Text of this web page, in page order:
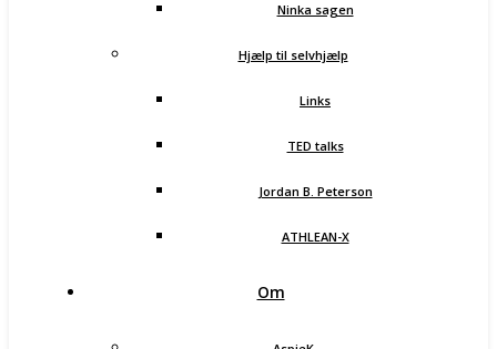
Ninka sagen
Hjælp til selvhjælp
Links
TED talks
Jordan B. Peterson
ATHLEAN-X
Om